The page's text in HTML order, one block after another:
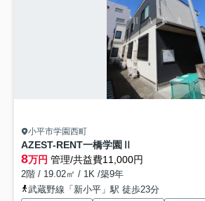
小平市学園西町
AZEST-RENT一橋学園Ⅱ
8万円 管理/共益費11,000円
2階 / 19.02㎡ / 1K /築9年
武蔵野線「新小平」駅 徒歩23分